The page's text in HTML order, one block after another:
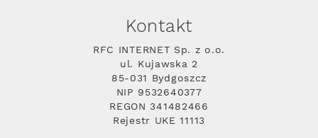
Kontakt
RFC INTERNET Sp. z o.o.
ul. Kujawska 2
85-031 Bydgoszcz
NIP 9532640377
REGON 341482466
Rejestr UKE 11113